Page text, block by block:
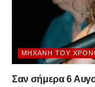
ΜΗΧΑΝΉ ΤΟΥ
Σαν σήμερα 6